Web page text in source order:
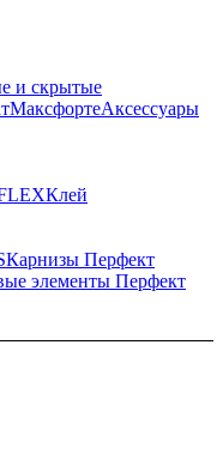
и скрытые
МаксфортеАксессуары
Клей
Карнизы Перфект
элементы Перфект